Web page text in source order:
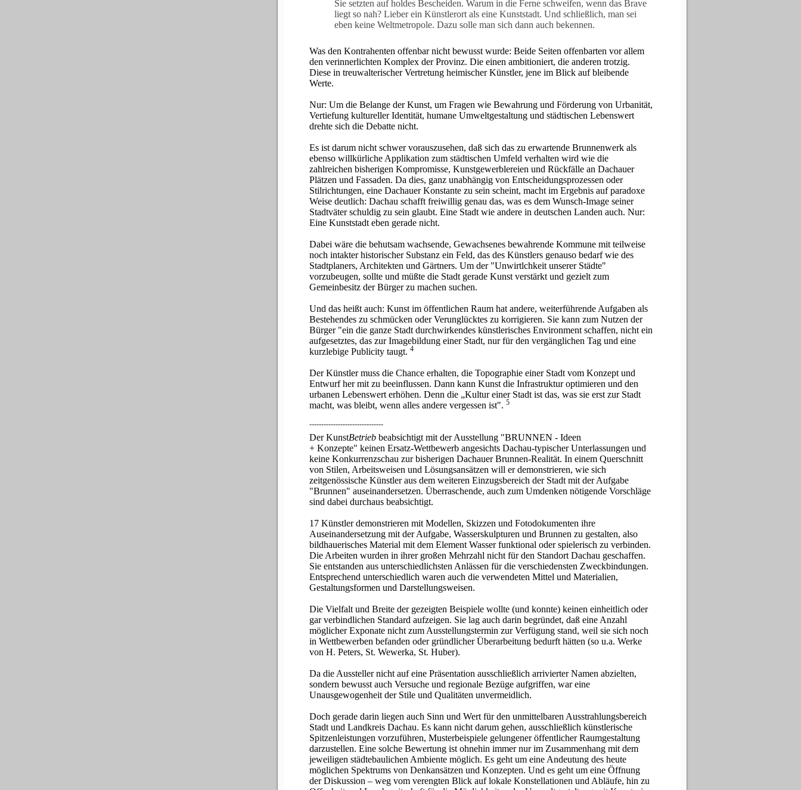
Sie setzten auf holdes Bescheiden. Warum in die Ferne schweifen, wenn das Brave
liegt so nah? Lieber ein Künstlerort als eine Kunststadt. Und schließlich, man sei
eben keine Weltmetropole. Dazu solle man sich dann auch bekennen.
Was den Kontrahenten offenbar nicht bewusst wurde: Beide Seiten offenbarten vor allem
den verinnerlichten Komplex der Provinz. Die einen ambitioniert, die anderen trotzig.
Diese in treuwalterischer Vertretung heimischer Künstler, jene im Blick auf bleibende
Werte.
Nur: Um die Belange der Kunst, um Fragen wie Bewahrung und Förderung von Urbanität,
Vertiefung kultureller Identität, humane Umweltgestaltung und städtischen Lebenswert
drehte sich die Debatte nicht.
Es ist darum nicht schwer vorauszusehen, daß sich das zu erwartende Brunnenwerk als
ebenso willkürliche Applikation zum städtischen Umfeld verhalten wird wie die
zahlreichen bisherigen Kompromisse, Kunstgewerblereien und Rückfälle an Dachauer
Plätzen und Fassaden. Da dies, ganz unabhängig von Entscheidungsprozessen oder
Stilrichtungen, eine Dachauer Konstante zu sein scheint, macht im Ergebnis auf paradoxe
Weise deutlich: Dachau schafft freiwillig genau das, was es dem Wunsch-Image seiner
Stadtväter schuldig zu sein glaubt. Eine Stadt wie andere in deutschen Landen auch. Nur:
Eine Kunststadt eben gerade nicht.
Dabei wäre die behutsam wachsende, Gewachsenes bewahrende Kommune mit teilweise
noch intakter historischer Substanz ein Feld, das des Künstlers genauso bedarf wie des
Stadtplaners, Architekten und Gärtners. Um der "Unwirtlchkeit unserer Städte"
vorzubeugen, sollte und müßte die Stadt gerade Kunst verstärkt und gezielt zum
Gemeinbesitz der Bürger zu machen suchen.
Und das heißt auch: Kunst im öffentlichen Raum hat andere, weiterführende Aufgaben als
Bestehendes zu schmücken oder Verunglücktes zu korrigieren. Sie kann zum Nutzen der
Bürger "ein die ganze Stadt durchwirkendes künstlerisches Environment schaffen, nicht ein
aufgesetztes, das zur Imagebildung einer Stadt, nur für den vergänglichen Tag und eine
kurzlebige Publicity taugt.4
Der Künstler muss die Chance erhalten, die Topographie einer Stadt vom Konzept und
Entwurf her mit zu beeinflussen. Dann kann Kunst die Infrastruktur optimieren und den
urbanen Lebenswert erhöhen. Denn die „Kultur einer Stadt ist das, was sie erst zur Stadt
macht, was bleibt, wenn alles andere vergessen ist".5
-------------------------------
Der KunstBetrieb beabsichtigt mit der Ausstellung "BRUNNEN - Ideen
+ Konzepte" keinen Ersatz-Wettbewerb angesichts Dachau-typischer Unterlassungen und
keine Konkurrenzschau zur bisherigen Dachauer Brunnen-Realität. In einem Querschnitt
von Stilen, Arbeitsweisen und Lösungsansätzen will er demonstrieren, wie sich
zeitgenössische Künstler aus dem weiteren Einzugsbereich der Stadt mit der Aufgabe
"Brunnen" auseinandersetzen. Überraschende, auch zum Umdenken nötigende Vorschläge
sind dabei durchaus beabsichtigt.
17 Künstler demonstrieren mit Modellen, Skizzen und Fotodokumenten ihre
Auseinandersetzung mit der Aufgabe, Wasserskulpturen und Brunnen zu gestalten, also
bildhauerisches Material mit dem Element Wasser funktional oder spielerisch zu verbinden.
Die Arbeiten wurden in ihrer großen Mehrzahl nicht für den Standort Dachau geschaffen.
Sie entstanden aus unterschiedlichsten Anlässen für die verschiedensten Zweckbindungen.
Entsprechend unterschiedlich waren auch die verwendeten Mittel und Materialien,
Gestaltungsformen und Darstellungsweisen.
Die Vielfalt und Breite der gezeigten Beispiele wollte (und konnte) keinen einheitlich oder
gar verbindlichen Standard aufzeigen. Sie lag auch darin begründet, daß eine Anzahl
möglicher Exponate nicht zum Ausstellungstermin zur Verfügung stand, weil sie sich noch
in Wettbewerben befanden oder gründlicher Überarbeitung bedurft hätten (so u.a. Werke
von H. Peters, St. Wewerka, St. Huber).
Da die Aussteller nicht auf eine Präsentation ausschließlich arrivierter Namen abzielten,
sondern bewusst auch Versuche und regionale Bezüge aufgriffen, war eine
Unausgewogenheit der Stile und Qualitäten unvermeidlich.
Doch gerade darin liegen auch Sinn und Wert für den unmittelbaren Ausstrahlungsbereich
Stadt und Landkreis Dachau. Es kann nicht darum gehen, ausschließlich künstlerische
Spitzenleistungen vorzuführen, Musterbeispiele gelungener öffentlicher Raumgestaltung
darzustellen. Eine solche Bewertung ist ohnehin immer nur im Zusammenhang mit dem
jeweiligen städtebaulichen Ambiente möglich. Es geht um eine Andeutung des heute
möglichen Spektrums von Denkansätzen und Konzepten. Und es geht um eine Öffnung
der Diskussion – weg vom verengten Blick auf lokale Konstellationen und Abläufe, hin zu